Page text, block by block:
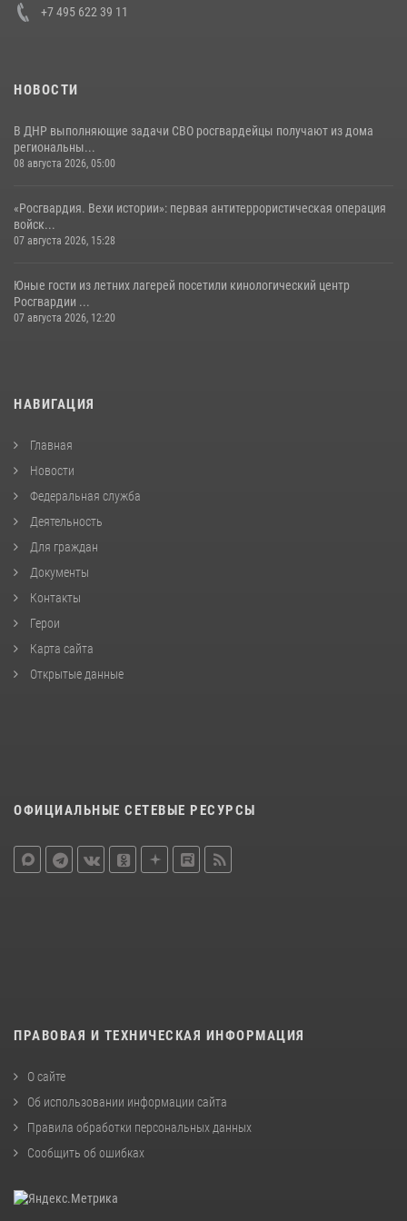
+7 495 622 39 11
НОВОСТИ
В ДНР выполняющие задачи СВО росгвардейцы получают из дома
региональны...
08 августа 2026, 05:00
«Росгвардия. Вехи истории»: первая антитеррористическая операция
войск...
07 августа 2026, 15:28
Юные гости из летних лагерей посетили кинологический центр
Росгвардии ...
07 августа 2026, 12:20
НАВИГАЦИЯ
Главная
Новости
Федеральная служба
Деятельность
Для граждан
Документы
Контакты
Герои
Карта сайта
Открытые данные
ОФИЦИАЛЬНЫЕ СЕТЕВЫЕ РЕСУРСЫ
ПРАВОВАЯ И ТЕХНИЧЕСКАЯ ИНФОРМАЦИЯ
О сайте
Об использовании информации сайта
Правила обработки персональных данных
Сообщить об ошибках